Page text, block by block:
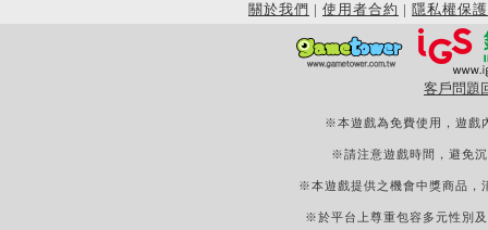
關於我們 | 使用者合約 | 隱私權保護
客戶問題
※本遊戲為免費使用，遊戲
※請注意遊戲時間，避免
※本遊戲提供之機會中獎商品，
※於平台上尊重包容多元性別